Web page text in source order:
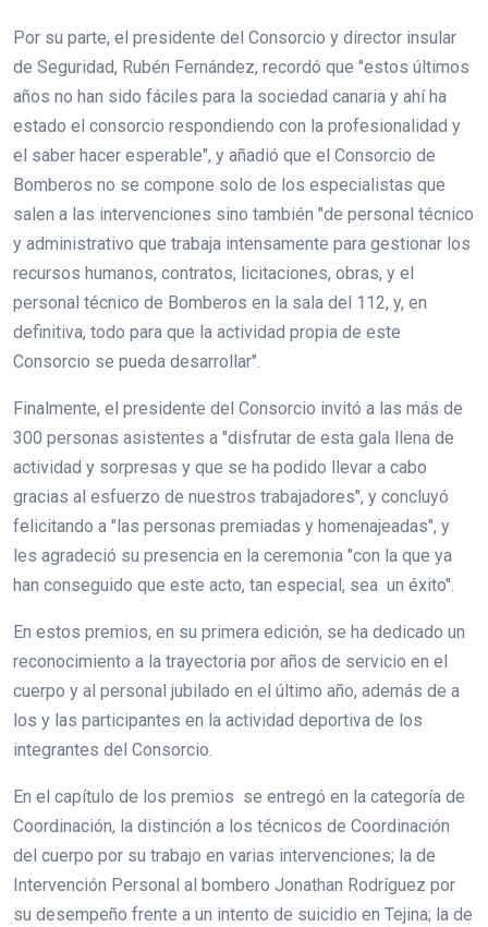
Por su parte, el presidente del Consorcio y director insular
de Seguridad, Rubén Fernández, recordó que "estos últimos
años no han sido fáciles para la sociedad canaria y ahí ha
estado el consorcio respondiendo con la profesionalidad y
el saber hacer esperable", y añadió que el Consorcio de
Bomberos no se compone solo de los especialistas que
salen a las intervenciones sino también "de personal técnico
y administrativo que trabaja intensamente para gestionar los
recursos humanos, contratos, licitaciones, obras, y el
personal técnico de Bomberos en la sala del 112, y, en
definitiva, todo para que la actividad propia de este
Consorcio se pueda desarrollar".
Finalmente, el presidente del Consorcio invitó a las más de
300 personas asistentes a "disfrutar de esta gala llena de
actividad y sorpresas y que se ha podido llevar a cabo
gracias al esfuerzo de nuestros trabajadores", y concluyó
felicitando a "las personas premiadas y homenajeadas", y
les agradeció su presencia en la ceremonia "con la que ya
han conseguido que este acto, tan especial, sea un éxito".
En estos premios, en su primera edición, se ha dedicado un
reconocimiento a la trayectoria por años de servicio en el
cuerpo y al personal jubilado en el último año, además de a
los y las participantes en la actividad deportiva de los
integrantes del Consorcio.
En el capítulo de los premios se entregó en la categoría de
Coordinación, la distinción a los técnicos de Coordinación
del cuerpo por su trabajo en varias intervenciones; la de
Intervención Personal al bombero Jonathan Rodríguez por
su desempeño frente a un intento de suicidio en Tejina; la de